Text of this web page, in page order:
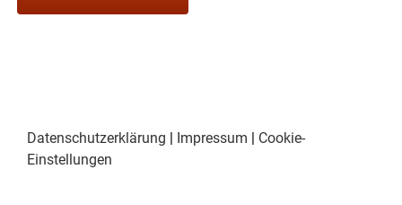
Datenschutzerklärung Impressum
Cookie-
Einstellungen